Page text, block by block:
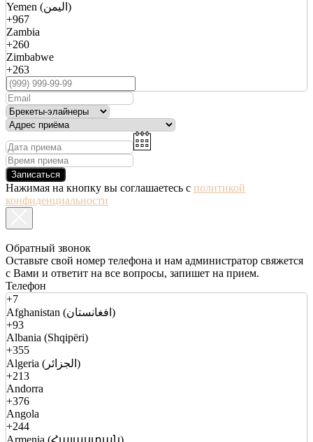
Yemen (اليمن)
+967
Zambia
+260
Zimbabwe
+263
Записаться
Нажимая на кнопку вы соглашаетесь с политикой
конфиденциальности
Обратный звонок
Оставьте свой номер телефона и нам администратор свяжется
с Вами и ответит на все вопросы, запишет на прием.
Телефон
+7
Afghanistan (افغانستان)
+93
Albania (Shqipëri)
+355
Algeria (الجزائر)
+213
Andorra
+376
Angola
+244